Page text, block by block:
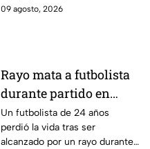
con autismo no verbal, tras
09 agosto, 2026
Rayo mata a futbolista
durante partido en
Tailandia
Un futbolista de 24 años
perdió la vida tras ser
alcanzado por un rayo durante